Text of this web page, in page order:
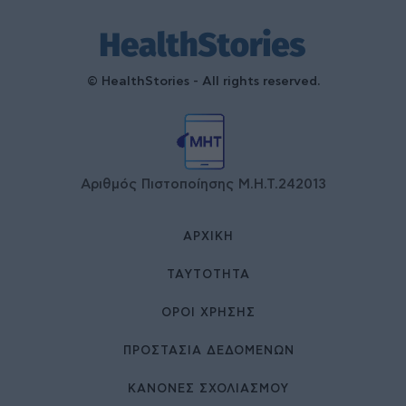
© HealthStories - All rights reserved.
Αριθμός Πιστοποίησης Μ.Η.Τ.242013
ΑΡΧΙΚΉ
ΤΑΥΤΌΤΗΤΑ
ΌΡΟΙ ΧΡΉΣΗΣ
ΠΡΟΣΤΑΣΙΑ ΔΕΔΟΜΕΝΩΝ
ΚΑΝΟΝΕΣ ΣΧΟΛΙΑΣΜΟΥ